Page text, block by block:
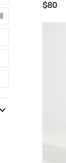
$80